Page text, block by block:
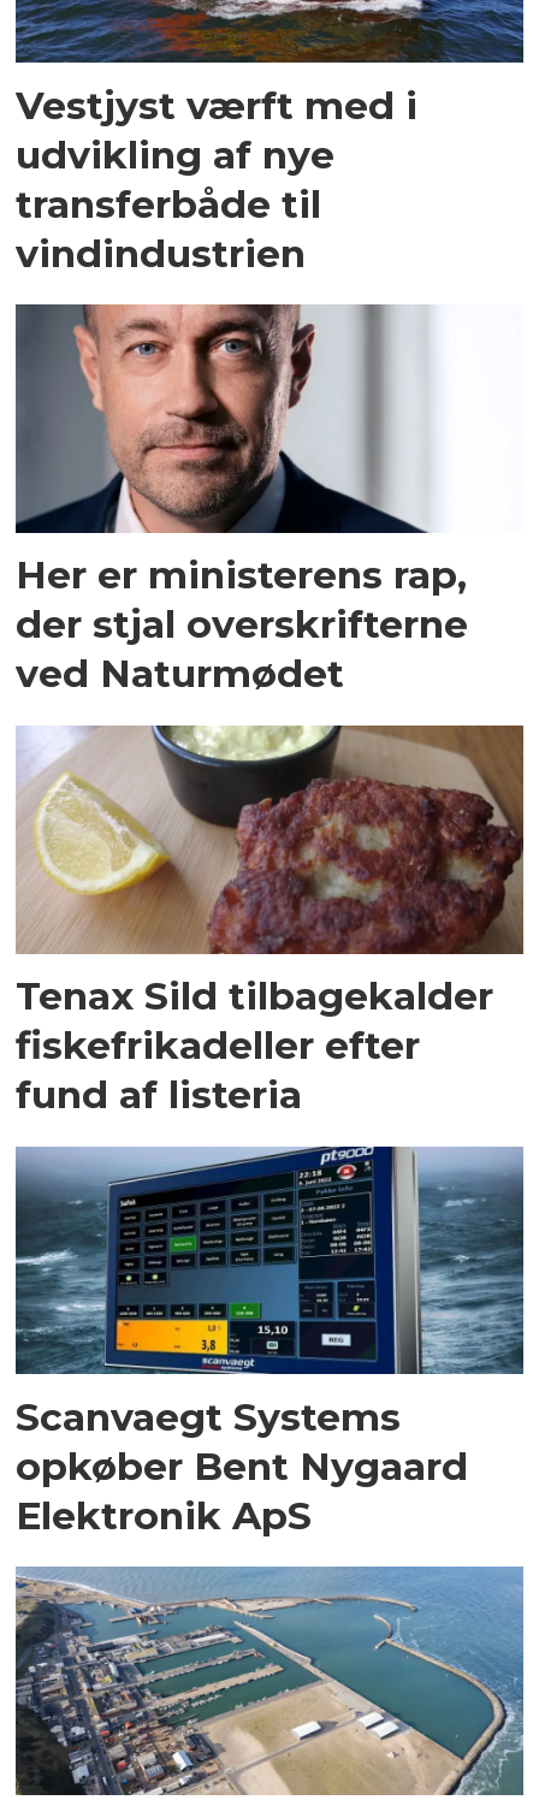
Vestjyst værft med i
udvikling af nye
transferbåde til
vindindustrien
Her er ministerens rap,
der stjal overskrifterne
ved Naturmødet
Tenax Sild tilbagekalder
fiskefrikadeller efter
fund af listeria
Scanvaegt Systems
opkøber Bent Nygaard
Elektronik ApS